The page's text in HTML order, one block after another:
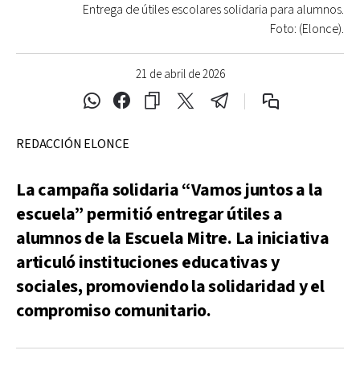
21 de abril de 2026
Entrega de útiles escolares solidaria para alumnos.
Foto: (Elonce).
REDACCIÓN ELONCE
La campaña solidaria “Vamos juntos a la
escuela” permitió entregar útiles a
alumnos de la Escuela Mitre. La iniciativa
articuló instituciones educativas y
sociales, promoviendo la solidaridad y el
compromiso comunitario.